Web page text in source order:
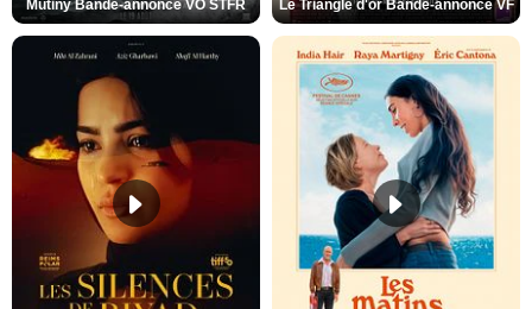
Mutiny Bande-annonce VO STFR Le Triangle d'or Bande-annonce VF